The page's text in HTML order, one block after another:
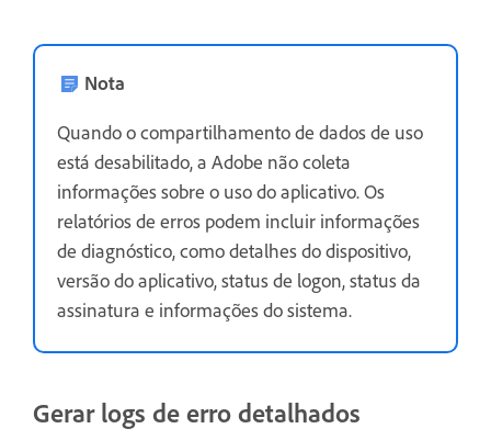
Nota
Quando o compartilhamento de dados de uso
está desabilitado, a Adobe não coleta
informações sobre o uso do aplicativo. Os
relatórios de erros podem incluir informações
de diagnóstico, como detalhes do dispositivo,
versão do aplicativo, status de logon, status da
assinatura e informações do sistema.
Gerar logs de erro detalhados